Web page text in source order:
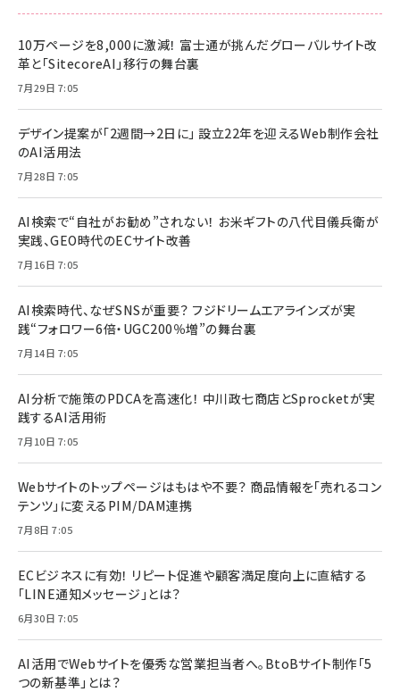
10万ページを8,000に激減！ 富士通が挑んだグローバルサイト改
革と「SitecoreAI」移行の舞台裏
7月29日 7:05
デザイン提案が「2週間→2日に」 設立22年を迎えるWeb制作会社
のAI活用法
7月28日 7:05
AI検索で“自社がお勧め”されない！ お米ギフトの八代目儀兵衛が
実践、GEO時代のECサイト改善
7月16日 7:05
AI検索時代、なぜSNSが重要？ フジドリームエアラインズが実
践“フォロワー6倍・UGC200％増”の舞台裏
7月14日 7:05
AI分析で施策のPDCAを高速化！ 中川政七商店とSprocketが実
践するAI活用術
7月10日 7:05
Webサイトのトップページはもはや不要？ 商品情報を「売れるコン
テンツ」に変えるPIM/DAM連携
7月8日 7:05
ECビジネスに有効！ リピート促進や顧客満足度向上に直結する
「LINE通知メッセージ」とは？
6月30日 7:05
AI活用でWebサイトを優秀な営業担当者へ。BtoBサイト制作「5
つの新基準」とは？